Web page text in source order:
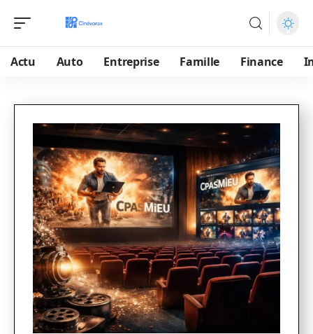
Actu Auto Entreprise Famille Finance